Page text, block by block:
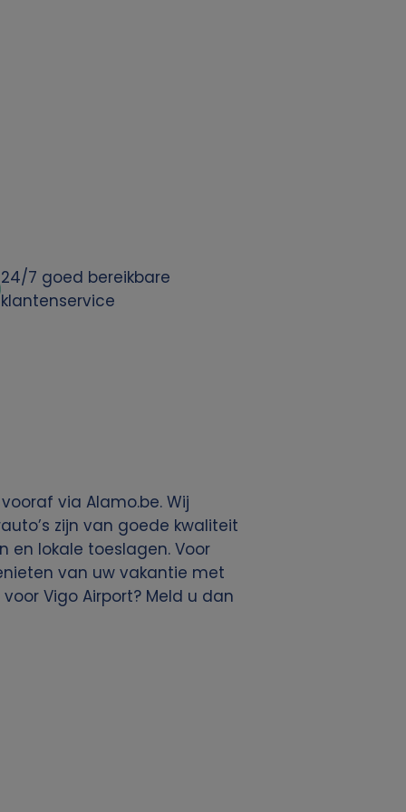
24/7 goed bereikbare
klantenservice
via Alamo.be. Wij
zijn van goede kwaliteit
en lokale toeslagen. Voor
van uw vakantie met
Vigo Airport? Meld u dan